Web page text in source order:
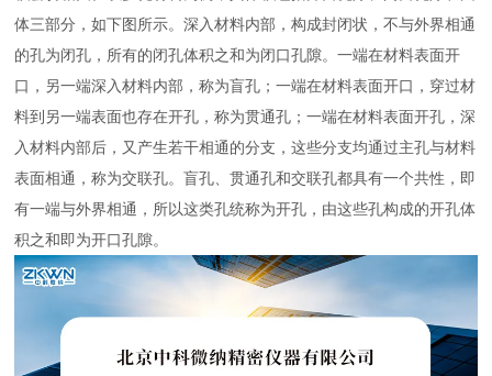
体三部分，如下图所示。深入材料内部，构成封闭状，不与外界相通
的孔为闭孔，所有的闭孔体积之和为闭口孔隙。一端在材料表面开
口，另一端深入材料内部，称为盲孔；一端在材料表面开口，穿过材
料到另一端表面也存在开孔，称为贯通孔；一端在材料表面开孔，深
入材料内部后，又产生若干相通的分支，这些分支均通过主孔与材料
表面相通，称为交联孔。盲孔、贯通孔和交联孔都具有一个共性，即
有一端与外界相通，所以这类孔统称为开孔，由这些孔构成的开孔体
积之和即为开口孔隙。